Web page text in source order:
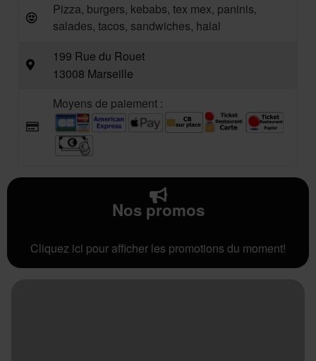
Pizza, burgers, kebabs, tex mex, paninis,
salades, tacos, sandwiches, halal
199 Rue du Rouet
13008 Marseille
Moyens de paiement :
Nos promos
Cliquez ici pour afficher les promotions du moment!